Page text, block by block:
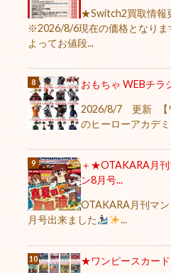
★Switch2買取情報
※2026/8/6現在の価格となりま
よってお値段...
おもちゃ WEBチラ
2026/8/7 更新 【
のヒーローアカデミ
＋★OTAKARA月刊
ン8月号...
OTAKARA月刊マ
月号出来ました
...
★ワンピースカー